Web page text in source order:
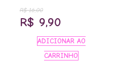
R$16,00
O
preço
original
R$ 9,90O
preço
atual
ADICIONAR AO
CARRINHO